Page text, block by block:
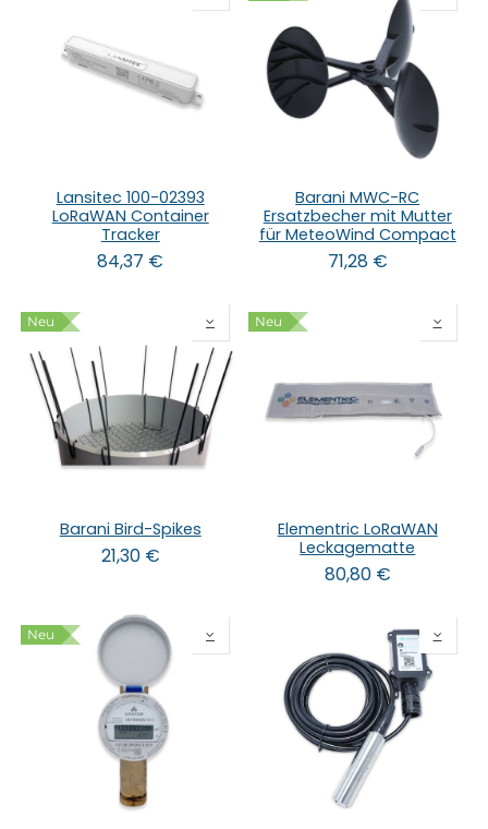
Lansitec 100-02393
LoRaWAN Container
Tracker
84,37 €
Barani MWC-RC
Ersatzbecher mit Mutter
für MeteoWind Compact
71,28€
Neu
Barani Bird-Spikes
21,30€
Neu
Elementric LoRaWAN
Leckagematte
80,80€
Neu